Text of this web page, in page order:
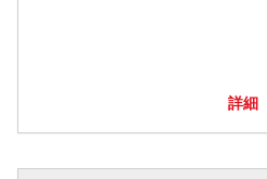
詳細